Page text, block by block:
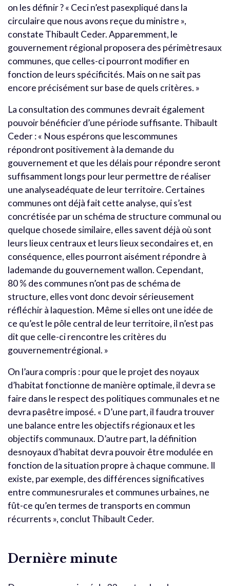
on les définir ? « Ceci n’est pasexpliqué dans la
circulaire que nous avons reçue du ministre »,
constate Thibault Ceder. Apparemment, le
gouvernement régional proposera des périmètresaux
communes, que celles-ci pourront modifier en
fonction de leurs spécificités. Mais on ne sait pas
encore précisément sur base de quels critères. »
La consultation des communes devrait également
pouvoir bénéficier d’une période suffisante. Thibault
Ceder : « Nous espérons que lescommunes
répondront positivement à la demande du
gouvernement et que les délais pour répondre seront
suffisamment longs pour leur permettre de réaliser
une analyseadéquate de leur territoire. Certaines
communes ont déjà fait cette analyse, qui s’est
concrétisée par un schéma de structure communal ou
quelque chosede similaire, elles savent déjà où sont
leurs lieux centraux et leurs lieux secondaires et, en
conséquence, elles pourront aisément répondre à
lademande du gouvernement wallon. Cependant,
80 % des communes n’ont pas de schéma de
structure, elles vont donc devoir sérieusement
réfléchir à laquestion. Même si elles ont une idée de
ce qu’est le pôle central de leur territoire, il n’est pas
dit que celle-ci rencontre les critères du
gouvernementrégional. »
On l’aura compris : pour que le projet des noyaux
d’habitat fonctionne de manière optimale, il devra se
faire dans le respect des politiques communales et ne
devra pasêtre imposé. « D’une part, il faudra trouver
une balance entre les objectifs régionaux et les
objectifs communaux. D’autre part, la définition
desnoyaux d’habitat devra pouvoir être modulée en
fonction de la situation propre à chaque commune. Il
existe, par exemple, des différences significatives
entre communesrurales et communes urbaines, ne
fût-ce qu’en termes de transports en commun
récurrents », conclut Thibault Ceder.
Dernière minute